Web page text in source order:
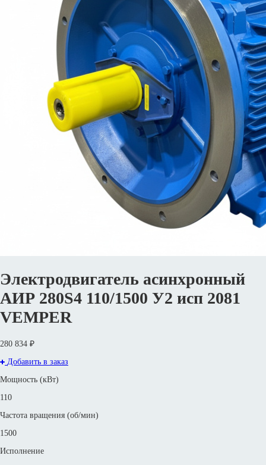
Электродвигатель асинхронный
АИР 280S4 110/1500 У2 исп 2081
VEMPER
280 834 ₽
Добавить в заказ
Мощность (кВт)
110
Частота вращения (об/мин)
1500
Исполнение